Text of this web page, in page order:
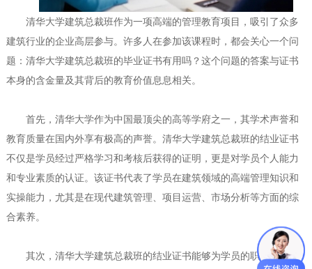
清华大学建筑总裁班作为一项高端的管理教育项目，吸引了众多
建筑行业的企业高层参与。许多人在参加该课程时，都会关心一个问
题：清华大学建筑总裁班的毕业证书有用吗？这个问题的答案与证书
本身的含金量及其背后的教育价值息息相关。
首先，清华大学作为中国最顶尖的高等学府之一，其学术声誉和
教育质量在国内外享有极高的声誉。清华大学建筑总裁班的结业证书
不仅是学员经过严格学习和考核后获得的证明，更是对学员个人能力
和专业素质的认证。该证书代表了学员在建筑领域的高端管理知识和
实操能力，尤其是在现代建筑管理、项目运营、市场分析等方面的综
合素养。
其次，清华大学建筑总裁班的结业证书能够为学员的职业发展提